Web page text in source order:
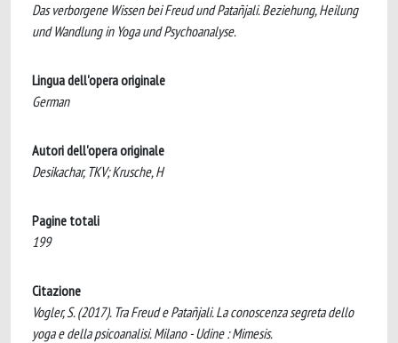
Das verborgene Wissen bei Freud und Patañjali. Beziehung, Heilung
und Wandlung in Yoga und Psychoanalyse.
Lingua dell'opera originale
German
Autori dell'opera originale
Desikachar, TKV; Krusche, H
Pagine totali
199
Citazione
Vogler, S. (2017). Tra Freud e Patañjali. La conoscenza segreta dello
yoga e della psicoanalisi. Milano - Udine : Mimesis.